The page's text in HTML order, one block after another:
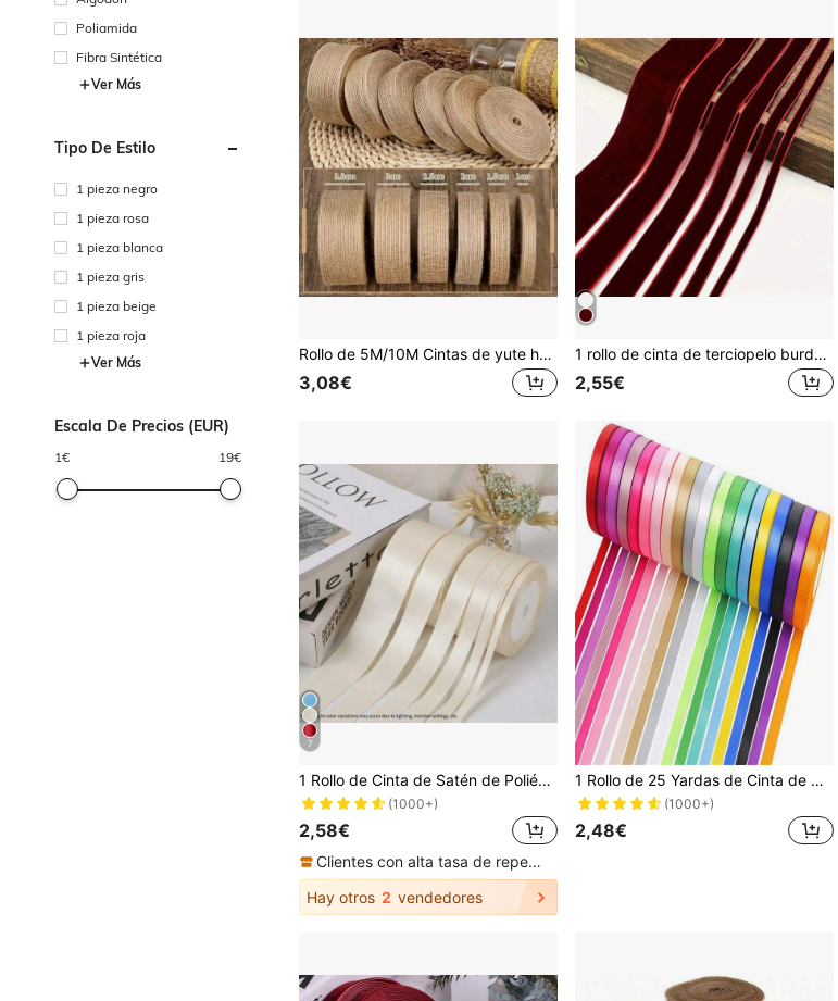
Poliamida
Fibra Sintética
Ver Más
Tipo De Estilo
1 pieza negro
1 pieza rosa
1 pieza blanca
1 pieza gris
1 pieza beige
1 pieza roja
Ver Más
Escala De Precios (EUR)
1€ 19€
Rollo de 5M/10M Cintas de yute hechas a mano, adorno de arpillera para coser, lazos, manualidades DIY, tela de yute natural, accesorios para decoración de boda y navidad, regalo
3,08€
1 rollo de cinta de terciopelo burdeos, cinta de terciopelo vibrante adecuada para lazos DIY, diseño de ropa, cinturón de cintura, coletero, envolver flores, decoración de regalos
2,55€
7
1 Rollo de Cinta de Satén de Poliéster, Cinta Decorativa para Cajas de Regalo, Lazos, DIY, Decoración de Flores, Material de Flor de Rosa DIY, Decoración de Boda&Fiesta. (Teñido a Máquina, Ligeramente Aberración Cromática)
(1000+)
2,58€
Clientes con alta tasa de repetición
Hay otros 2 vendedores
1 Rollo de 25 Yardas de Cinta de Grosgrán de 6mm, Suministros de Manualidades para Hacer Lazos para Decoración de Boda, Navidad, Tarjetas, Regalos y Accesorios Florales
(1000+)
2,48€